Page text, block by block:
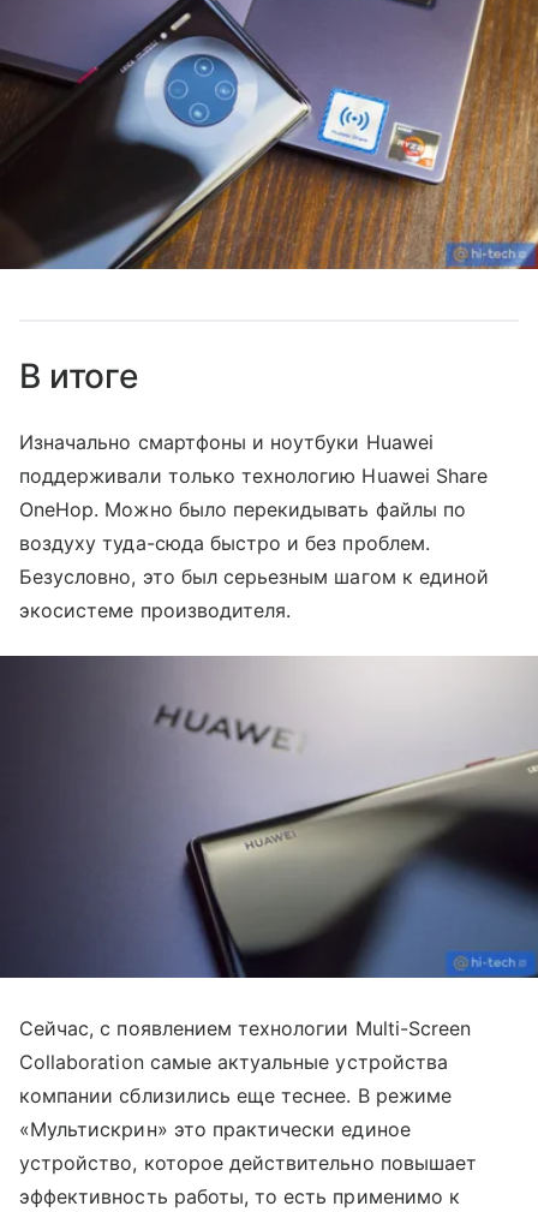
В итоге
Изначально смартфоны и ноутбуки Huawei
поддерживали только технологию Huawei Share
OneHop. Можно было перекидывать файлы по
воздуху туда-сюда быстро и без проблем.
Безусловно, это был серьезным шагом к единой
экосистеме производителя.
Сейчас, с появлением технологии Multi-Screen
Collaboration самые актуальные устройства
компании сблизились еще теснее. В режиме
«Мультискрин» это практически единое
устройство, которое действительно повышает
эффективность работы, то есть применимо к